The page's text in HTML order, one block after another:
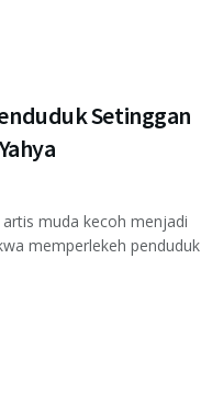
Setinggan
muda kecoh menjadi
memperlekeh penduduk